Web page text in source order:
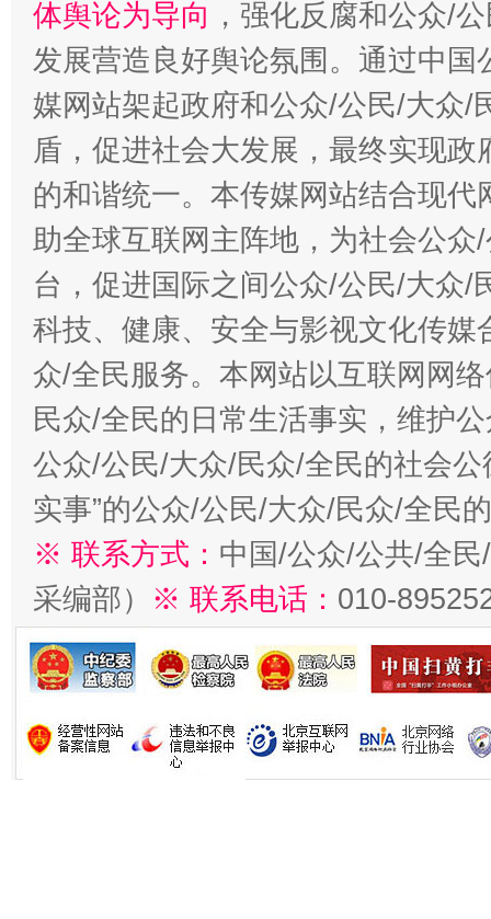
漫山遍野的桃花与雪山、麦地、白藏房 除
招工难、用工荒背后
体舆论为导向 ，强化反腐和公众/
发展营造良好舆论氛围。通过中
媒网站架起政府和公众/公民/大众/
盾，促进社会大发展，最终实现
的和谐统一。本传媒网站结合现
助全球互联网主阵地，为社会公
台，促进国际之间公众/公民/大众/
科技、健康、安全与影视文化传
众/全民服务。本网站以互联网网
民众/全民的日常生活事实，维护
公众/公民/大众/民众/全民的社会公
实事”的公众/公民/大众/民众/全民
※ 联系方式： 中国/公众/公共/全
采编部） ※ 联系电话： 010-